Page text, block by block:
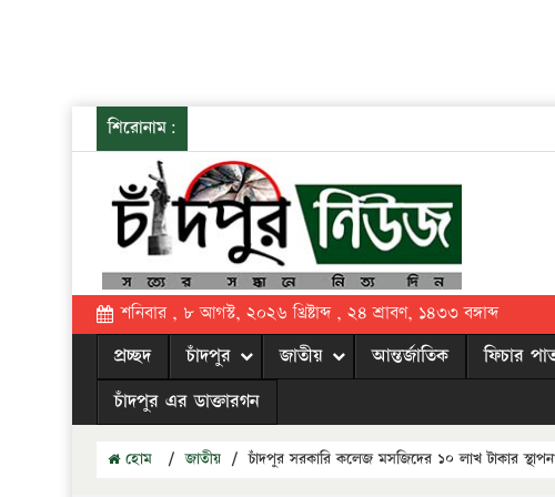
শিরোনাম:
শনিবার , ৮ আগস্ট, ২০২৬ খ্রিষ্টাব্দ , ২৪ শ্রাবণ, ১৪৩৩ বঙ্গাব্দ
প্রচ্ছদ চাঁদপুর জাতীয় আন্তর্জাতিক ফিচার
চাঁদপুর এর ডাক্তারগন
হোম / জাতীয় / চাঁদপুর সরকারি কলেজ মসজিদের ১০ লাখ টাকার